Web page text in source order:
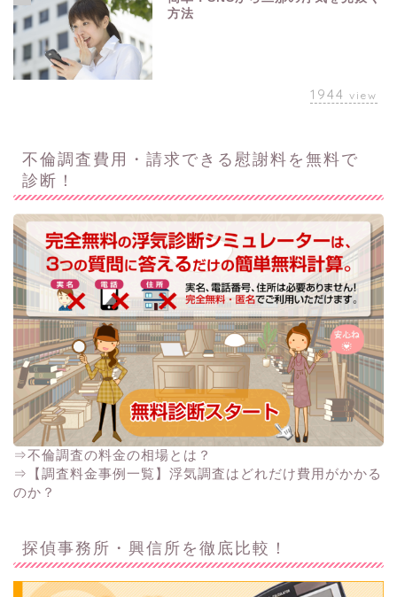
方法
1944 view
不倫調査費用・請求できる慰謝料を無料で
診断！
⇒不倫調査の料金の相場とは？
⇒【調査料金事例一覧】浮気調査はどれだけ費用がかかる
のか？
探偵事務所・興信所を徹底比較！